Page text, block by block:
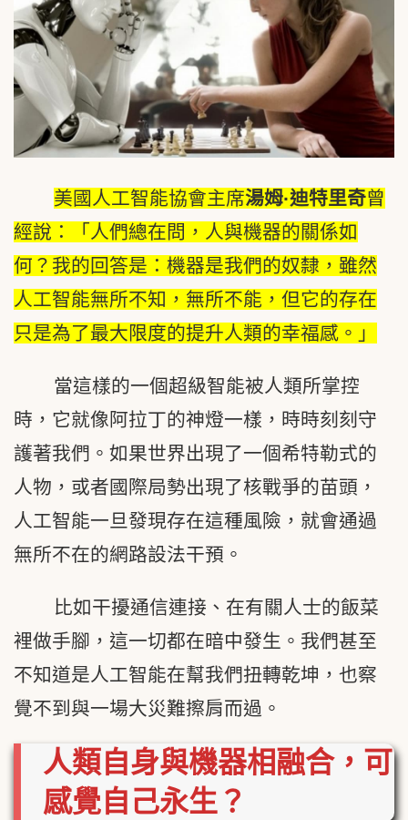
美國人工智能協會主席湯姆·迪特里奇曾
經說：「人們總在問，人與機器的關係如
何？我的回答是：機器是我們的奴隸，雖然
人工智能無所不知，無所不能，但它的存在
只是為了最大限度的提升人類的幸福感。」
當這樣的一個超級智能被人類所掌控
時，它就像阿拉丁的神燈一樣，時時刻刻守
護著我們。如果世界出現了一個希特勒式的
人物，或者國際局勢出現了核戰爭的苗頭，
人工智能一旦發現存在這種風險，就會通過
無所不在的網路設法干預。
比如干擾通信連接、在有關人士的飯菜
裡做手腳，這一切都在暗中發生。我們甚至
不知道是人工智能在幫我們扭轉乾坤，也察
覺不到與一場大災難擦肩而過。
人類自身與機器相融合，可
感覺自己永生？